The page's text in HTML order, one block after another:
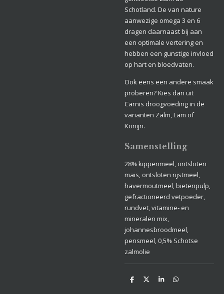
Schotland. De van nature
aanwezige omega 3 en 6
dragen daarnaast bij aan
een optimale vertering en
hebben een gunstige invloed
op hart en bloedvaten.
Ook eens een andere smaak
proberen? Kies dan uit
Carnis droogvoeding in de
varianten Zalm, Lam of
Konijn.
Samenstelling
28% kippenmeel, ontsloten
maïs, ontsloten rijstmeel,
havermoutmeel, bietenpulp,
gefractioneerd vetpoeder,
rundvet, vitamine- en
mineralen mix,
johannesbroodmeel,
pensmeel, 0,5% Schotse
zalmolie
D
D
S
D